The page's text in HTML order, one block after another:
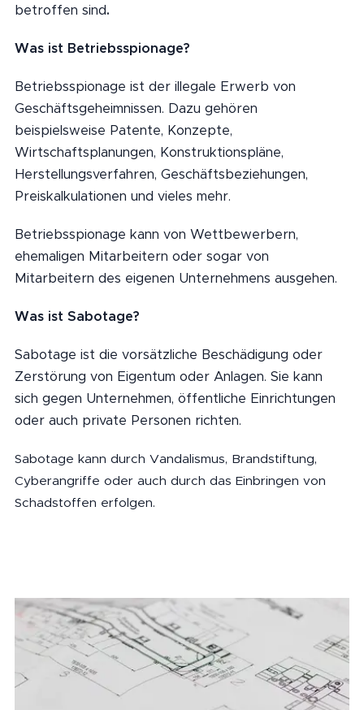
betroffen sind.
Was ist Betriebsspionage?
Betriebsspionage ist der illegale Erwerb von
Geschäftsgeheimnissen. Dazu gehören
beispielsweise Patente, Konzepte,
Wirtschaftsplanungen, Konstruktionspläne,
Herstellungsverfahren, Geschäftsbeziehungen,
Preiskalkulationen und vieles mehr.
Betriebsspionage kann von Wettbewerbern,
ehemaligen Mitarbeitern oder sogar von
Mitarbeitern des eigenen Unternehmens ausgehen.
Was ist Sabotage?
Sabotage ist die vorsätzliche Beschädigung oder
Zerstörung von Eigentum oder Anlagen. Sie kann
sich gegen Unternehmen, öffentliche Einrichtungen
oder auch private Personen richten.
Sabotage kann durch Vandalismus, Brandstiftung,
Cyberangriffe oder auch durch das Einbringen von
Schadstoffen erfolgen.